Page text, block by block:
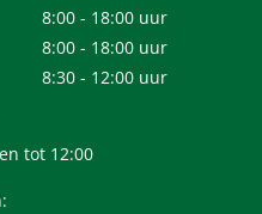
8:00 - 18:00 uur
8:00 - 18:00 uur
8:30 - 12:00 uur
tot 12:00